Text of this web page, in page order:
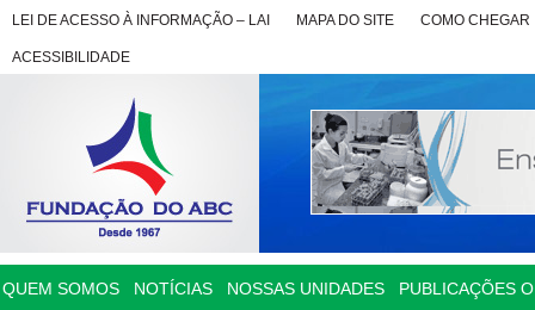
LEI DE ACESSO À INFORMAÇÃO – LAI MAPA DO SITE COMO CHEGAR
ACESSIBILIDADE
QUEM SOMOS NOTÍCIAS NOSSAS UNIDADES PUBLICAÇÕES